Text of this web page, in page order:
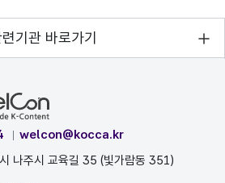
기관 바로가기
welcon@kocca.kr
나주시 교육길 35 (빛가람동 351)